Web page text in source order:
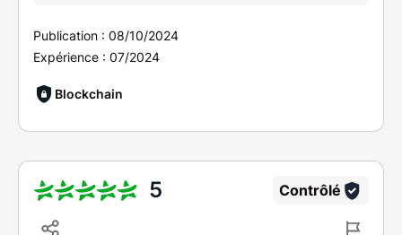
Publication : 08/10/2024
Expérience : 07/2024
Blockchain
5 Contrôlé